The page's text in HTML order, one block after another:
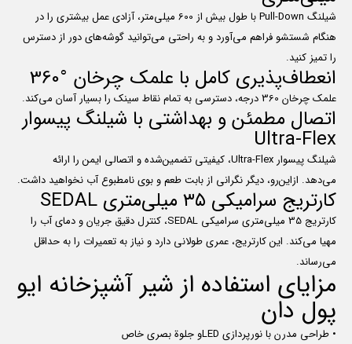
شیلنگ Pull-Down با طول بیش از 600 میلی‌متر، آزادی عمل بیشتری را در
هنگام شستشو فراهم می‌آورد و به راحتی می‌توانید گوشه‌های دور از دسترس
را تمیز کنید.
انعطاف‌پذیری کامل با علمک چرخان °360
علمک چرخان 360 درجه، دسترسی به تمام نقاط سینک را بسیار آسان می‌کند.
اتصال مطمئن و بهداشتی با شیلنگ پیسوار
Ultra-Flex
شیلنگ پیسوار Ultra-Flex، کیفیتی تضمین‌شده و اتصالی ایمن را ارائه
می‌دهد. ازاین‌رو، دیگر نگرانی از بابت طعم و بوی نامطبوع آب نخواهید داشت.
کارتریج سرامیکی ۳۵ میلی‌متری SEDAL
کارتریج 35 میلی‌متری سرامیکی SEDAL، کنترل دقیق جریان و دمای آب را
مهیا می‌کند. این کارتریج، عمری طولانی دارد و نیاز به تعمیرات را به حداقل
می‌رساند.
مزایای استفاده از شیر آشپزخانه ایو
پول دان
• طراحی مدرن با نورپردازی LEDو جلوة بصری خاص